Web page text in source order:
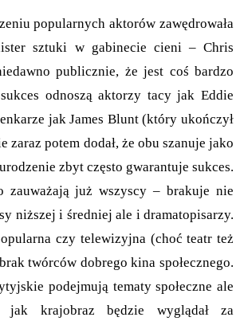
popularnych aktorów zawędrowała
sztuki w gabinecie cieni – Chris
publicznie, że jest coś bardzo
odnoszą aktorzy tacy jak Eddie
jak James Blunt (który ukończył
zaraz potem dodał, że obu szanuje jako
zbyt często gwarantuje sukces.
zauważają już wszyscy – brakuje nie
niższej i średniej ale i dramatopisarzy.
czy telewizyjna (choć teatr też
twórców dobrego kina społecznego.
podejmują tematy społeczne ale
jak krajobraz będzie wyglądał za